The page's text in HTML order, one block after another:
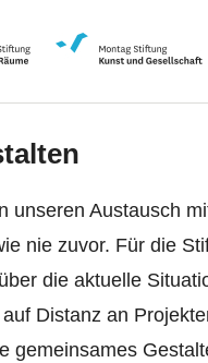
unseren Austausch
nie zuvor. Für die
die aktuelle
Distanz an
gemeinsames